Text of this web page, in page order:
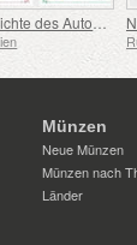
Geschichte des Automobils (II)
Münzen
Neue Münzen
Münzen nach
Länder